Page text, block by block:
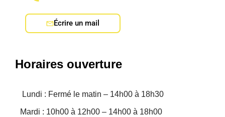
Écrire un mail
Horaires ouverture
Lundi : Fermé le matin – 14h00 à 18h30
Mardi : 10h00 à 12h00 – 14h00 à 18h00